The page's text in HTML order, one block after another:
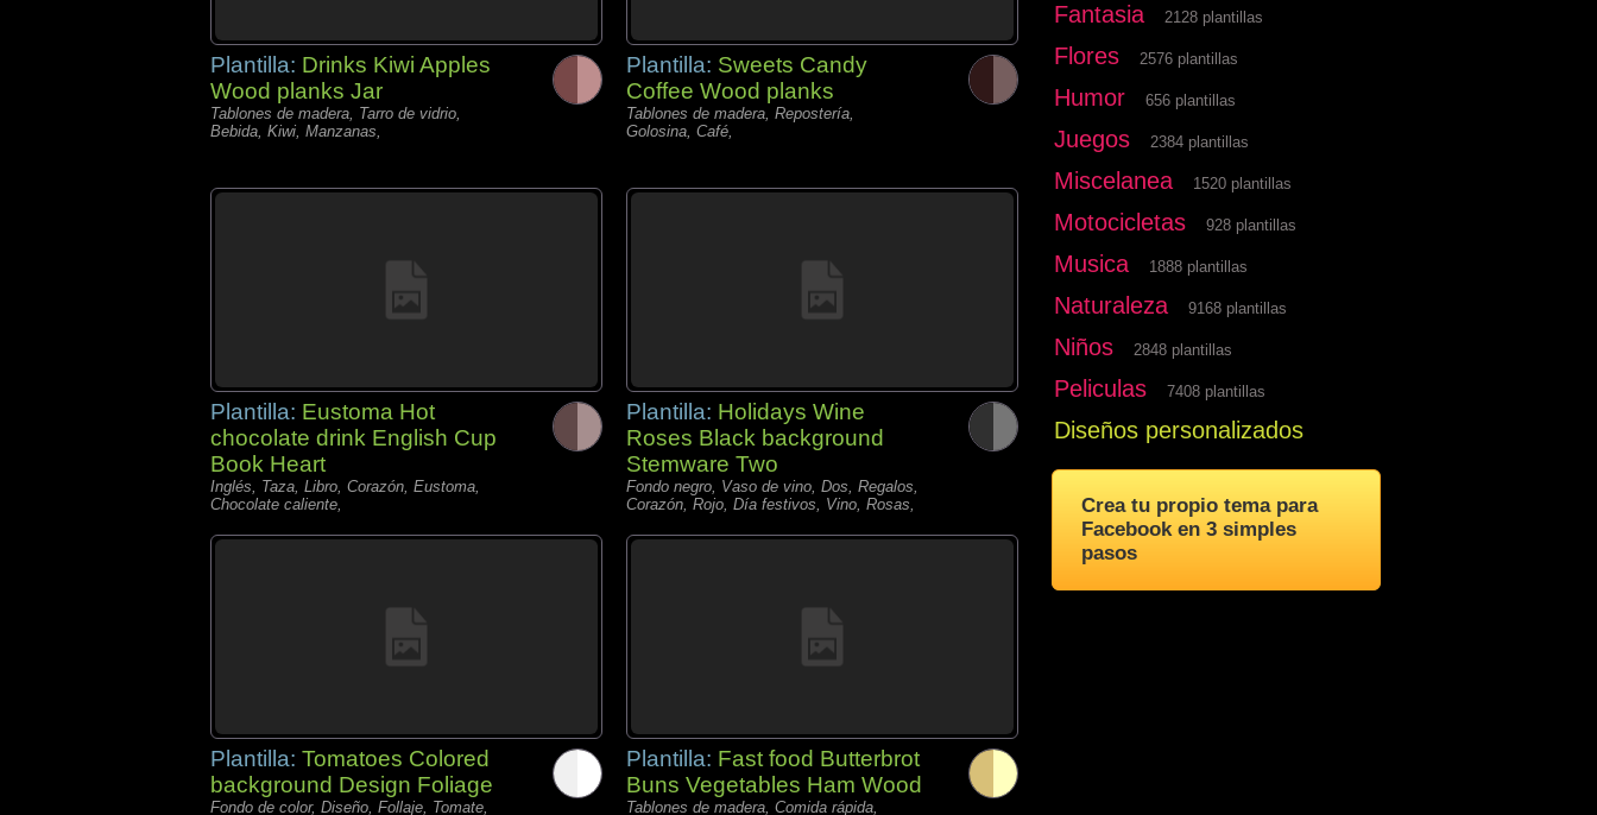
Plantilla: Drinks Kiwi Apples
Wood planks Jar
Tablones de madera, Tarro de vidrio,
Bebida, Kiwi, Manzanas,
Plantilla: Sweets Candy
Coffee Wood planks
Tablones de madera, Repostería,
Golosina, Café,
Plantilla: Eustoma Hot
chocolate drink English Cup
Book Heart
Inglés, Taza, Libro, Corazón, Eustoma,
Chocolate caliente,
Plantilla: Holidays Wine
Roses Black background
Stemware Two
Fondo negro, Vaso de vino, Dos, Regalos,
Corazón, Rojo, Día festivos, Vino, Rosas,
Plantilla: Tomatoes Colored
background Design Foliage
Fondo de color, Diseño, Follaje, Tomate,
Plantilla: Fast food Butterbrot
Buns Vegetables Ham Wood
Tablones de madera, Comida rápida,
Fantasia 2128 plantillas
Flores 2576 plantillas
Humor 656 plantillas
Juegos 2384 plantillas
Miscelanea 1520 plantillas
Motocicletas 928 plantillas
Musica 1888 plantillas
Naturaleza 9168 plantillas
Niños 2848 plantillas
Peliculas 7408 plantillas
Diseños personalizados
Crea tu propio tema para
Facebook en 3 simples
pasos